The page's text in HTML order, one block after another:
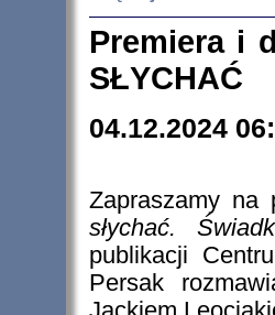
Premiera i
SŁYCHAĆ
04.12.2024
Zapraszamy
słychać.
publikacji
Persak